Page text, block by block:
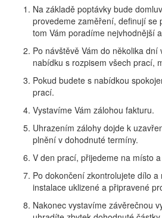
Na základě poptávky bude
provedeme zaměření, definují se
tom Vám poradíme nejvhodnější
Po návštěvě Vám do několika
nabídku s rozpisem všech prací,
Pokud budete s nabídkou
prací.
Vystavíme Vám zálohou fakturu.
Uhrazením zálohy dojde k
plnění v dohodnuté termíny.
V den prací, přijedeme na místo
Po dokončení zkontrolujete dílo
instalace uklizené a připravené
Nakonec vystavíme závěrečnou